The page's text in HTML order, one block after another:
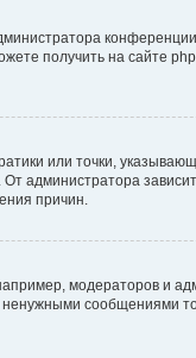
получить на сайте
или точки,
администратора
причин.
модераторов и
сообщениями